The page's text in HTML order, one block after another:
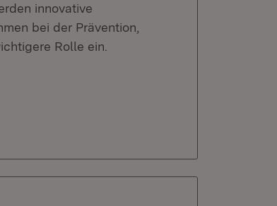
innovative
bei der Prävention,
Rolle ein.